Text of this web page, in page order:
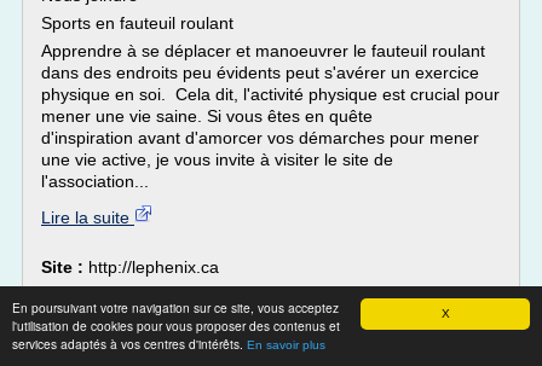
X
En poursuivant votre navigation sur ce site, vous acceptez
l'utilisation de cookies pour vous proposer des contenus et
services adaptés à vos centres d'intérêts. En savoir plus
Sports en fauteuil roulant
Apprendre à se déplacer et manoeuvrer le fauteuil roulant
dans des endroits peu évidents peut s'avérer un exercice
physique en soi. Cela dit, l'activité physique est crucial pour
mener une vie saine. Si vous êtes en quête
d'inspiration avant d'amorcer vos démarches pour mener
une vie active, je vous invite à visiter le site de
l'association...
Lire la suite
Site : http://lephenix.ca
/association
basketball fauteuil roulant
/ fauteuil roulant sport basket
fauteuil
roulant handicap sport/roue fauteuil roulant sport